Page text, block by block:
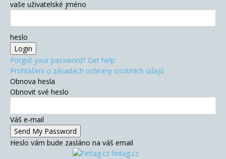
vaše uživatelské jméno
heslo
Forgot your password? Get help
Prohlášení o zásadách ochrany osobních údajů
Obnova hesla
Obnovit své heslo
Váš e-mail
Heslo vám bude zasláno na váš email
fintag.cz